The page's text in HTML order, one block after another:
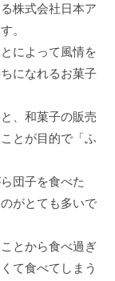
株式会社日本ア
。
によって風情を
になれるお菓子
、和菓子の販売
とが目的で「ふ
団子を食べた
がとても多いで
とから食べ過ぎ
て食べてしまう